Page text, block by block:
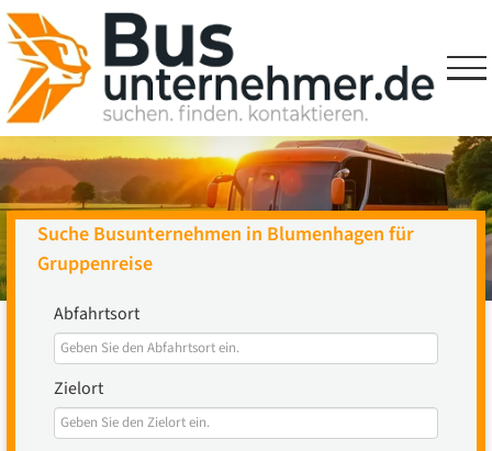
Skip
to
content
Suche Busunternehmen in Blumenhagen für
Gruppenreise
Abfahrtsort
Zielort